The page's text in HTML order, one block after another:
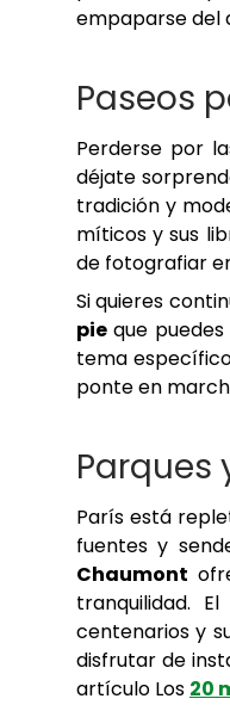
empaparse del
Paseos
Perderse por
déjate
tradición y
míticos y sus
de fotografiar
Si quieres
pie que
tema
ponte en
Parques
París está
fuentes y
Chaumont
tranquilidad. El
centenarios y
disfrutar de
artículo Los 20